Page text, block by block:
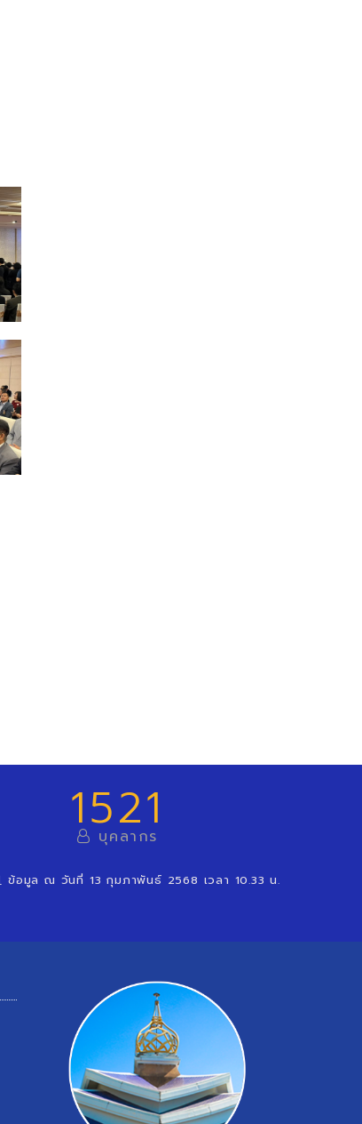
1521
บุคลากร
ข้อมูล ณ วันที่ 13 กุมภาพันธ์ 2568 เวลา 10.33 น.